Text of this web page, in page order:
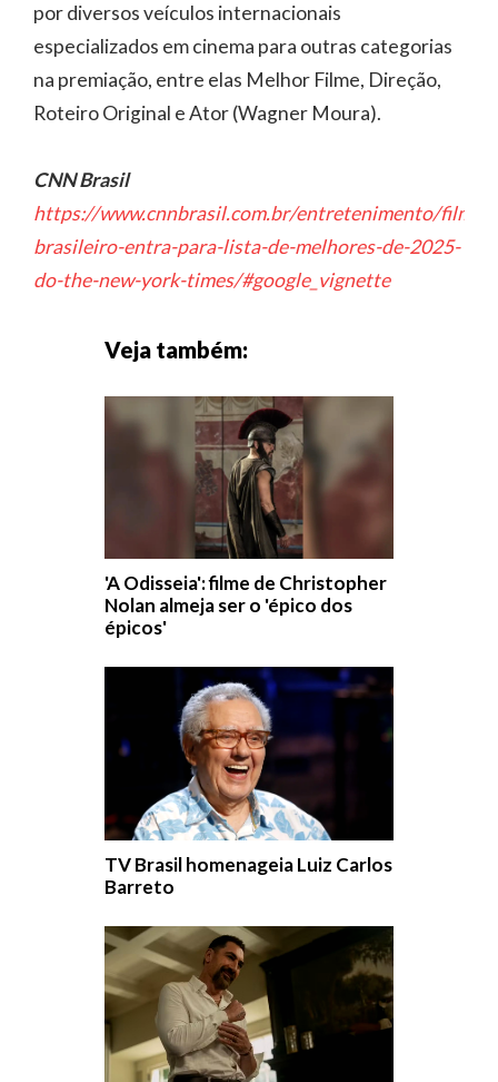
por diversos veículos internacionais
especializados em cinema para outras categorias
na premiação, entre elas Melhor Filme, Direção,
Roteiro Original e Ator (Wagner Moura).
CNN Brasil
https://www.cnnbrasil.com.br/entretenimento/filme-
brasileiro-entra-para-lista-de-melhores-de-2025-
do-the-new-york-times/#google_vignette
Veja também:
'A Odisseia': filme de Christopher
Nolan almeja ser o 'épico dos
épicos'
TV Brasil homenageia Luiz Carlos
Barreto